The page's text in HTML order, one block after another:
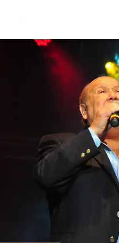
Inicio Real FM
Streaming
Descarga La APP
Programas
Noticias
Equipo
Sobre Nosotros